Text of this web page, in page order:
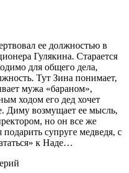
ее должностью в
Гулякина. Старается
для общего дела,
Тут Зина понимает,
мужа «бараном»,
ходом его дед хочет
Диму возмущает ее мысль,
но он все же
подарить супруге медведя, с
к Наде…